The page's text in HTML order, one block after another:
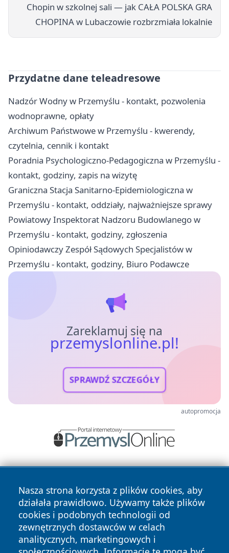
Chopin w szkolnej sali — jak CAŁA POLSKA GRA
CHOPINA w Lubaczowie rozbrzmiała lokalnie
Przydatne dane teleadresowe
Nadzór Wodny w Przemyślu - kontakt, pozwolenia
wodnoprawne, opłaty
Archiwum Państwowe w Przemyślu - kwerendy,
czytelnia, cennik i kontakt
Poradnia Psychologiczno-Pedagogiczna w Przemyślu -
kontakt, godziny, zapis na wizytę
Graniczna Stacja Sanitarno-Epidemiologiczna w
Przemyślu - kontakt, oddziały, najważniejsze sprawy
Powiatowy Inspektorat Nadzoru Budowlanego w
Przemyślu - kontakt, godziny, zgłoszenia
Opiniodawczy Zespół Sądowych Specjalistów w
Przemyślu - kontakt, godziny, Biuro Podawcze
Zareklamuj się na
przemyslonline.pl!
SPRAWDŹ SZCZEGÓŁY
autopromocja
Nasza strona korzysta z plików cookies, aby
działała prawidłowo. Używamy także plików
cookies i podobnych technologii od
zewnętrznych dostawców w celach
analitycznych, marketingowych i
Copyright © 2026 przemyslonline.pl Wszystkie prawa
zastrzeżone.